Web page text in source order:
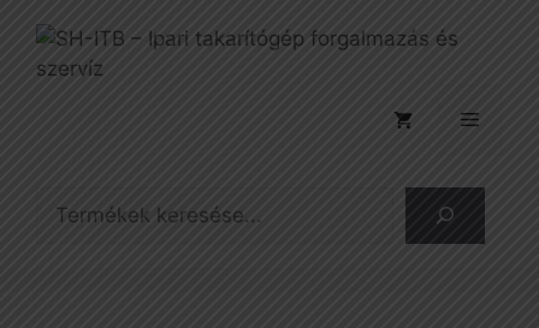
tartalomba
Menü